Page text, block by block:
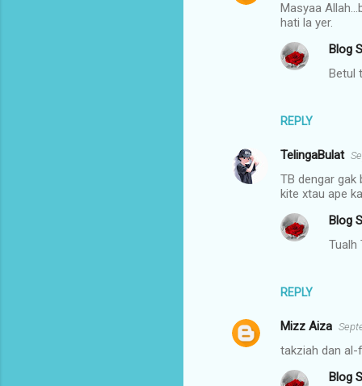
Masyaa
hati la yer.
REPLY
Blog
Betul
TelingaBulat
TB dengar gak
kite xtau ape
REPLY
Blog
Tualh
Mizz Aiza
takziah dan al-
Blog